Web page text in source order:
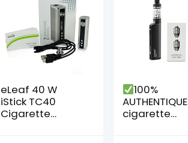
eLeaf 40 W
iStick TC40
Cigarette
100%
AUTHENTIQUE
cigarette